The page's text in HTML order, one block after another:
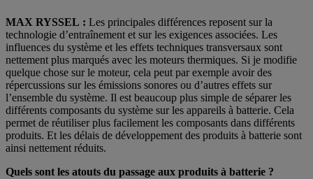
MAX RYSSEL : Les principales différences reposent sur la
technologie d’entraînement et sur les exigences associées. Les
influences du système et les effets techniques transversaux sont
nettement plus marqués avec les moteurs thermiques. Si je modifie
quelque chose sur le moteur, cela peut par exemple avoir des
répercussions sur les émissions sonores ou d’autres effets sur
l’ensemble du système. Il est beaucoup plus simple de séparer les
différents composants du système sur les appareils à batterie. Cela
permet de réutiliser plus facilement les composants dans différents
produits. Et les délais de développement des produits à batterie sont
ainsi nettement réduits.
Quels sont les atouts du passage aux produits à batterie ?